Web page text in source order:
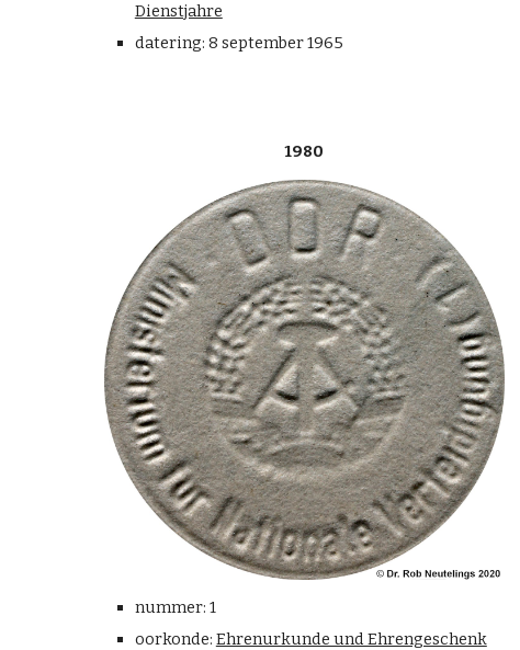
Dienstjahre
datering: 8 september 1965
1980
nummer: 1
oorkonde: Ehrenurkunde und Ehrengeschenk